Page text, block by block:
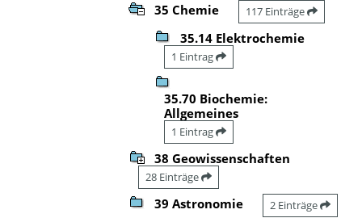
35 Chemie 117 Einträge
35.14 Elektrochemie
1 Eintrag
35.70 Biochemie:
Allgemeines
1 Eintrag
38 Geowissenschaften
28 Einträge
39 Astronomie 2 Einträge